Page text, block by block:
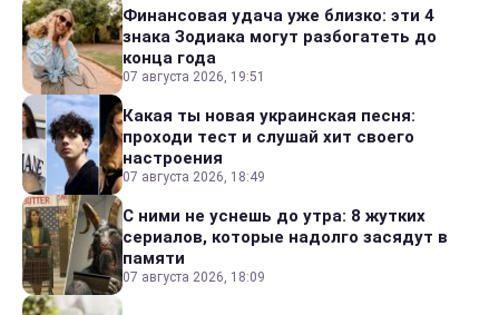
Финансовая удача уже близко: эти 4
знака Зодиака могут разбогатеть до
конца года
07 августа 2026, 19:51
Какая ты новая украинская песня:
проходи тест и слушай хит своего
настроения
07 августа 2026, 18:49
С ними не уснешь до утра: 8 жутких
сериалов, которые надолго засядут в
памяти
07 августа 2026, 18:09